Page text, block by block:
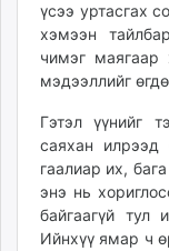
unuudur.mn
isee.mn
mglradio.com
fact.mn
itoim.mn
tumen.mn
shuum.mn
times.mn
tvmongolia.mn
үсээ уртасгах
хэмээн
чимэг маягаар
мэдээллийг
Гэтэл үүнийг
саяхан
гаалиар их,
энэ нь
байгаагүй тул
Ийнхүү ямар ч